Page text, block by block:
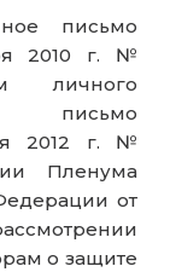
письмо
2010 г. №
личного
письмо
2012 г. №
Пленума
от
о защите